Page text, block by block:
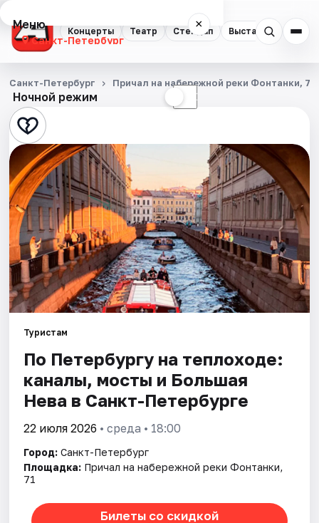
Концерты Театр Стендап Выставки
Меню ×
Санкт-Петербург
Концерты
Театр
Стендап
Выставки
Квесты
Экскурсии
Спорт
События
Города
Площадки
Артисты
Рейтинги
Ночной режим ☾
Санкт-Петербург Причал на набережной реки Фонтанки, 71
Туристам
По Петербургу на теплоходе:
каналы, мосты и Большая
Нева в Санкт-Петербурге
22 июля 2026 • среда • 18:00
Город: Санкт-Петербург
Площадка: Причал на набережной реки Фонтанки,
71
Билеты со скидкой